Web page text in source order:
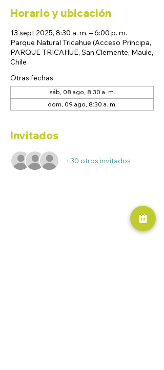
Horario y ubicación
13 sept 2025, 8:30 a. m. – 6:00 p. m.
Parque Natural Tricahue (Acceso Principa,
PARQUE TRICAHUE, San Clemente, Maule,
Chile
Otras fechas
sáb, 08 ago, 8:30 a. m.
dom, 09 ago, 8:30 a. m.
Invitados
+30 otros invitados